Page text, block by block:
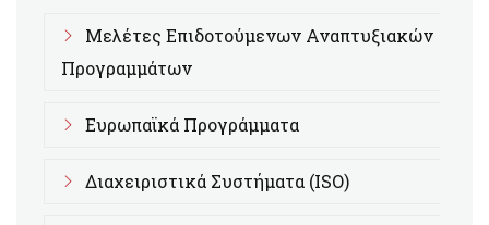
Μελέτες Επιδοτούμενων Αναπτυξιακών
Προγραμμάτων
Ευρωπαϊκά Προγράμματα
Διαχειριστικά Συστήματα (ISO)